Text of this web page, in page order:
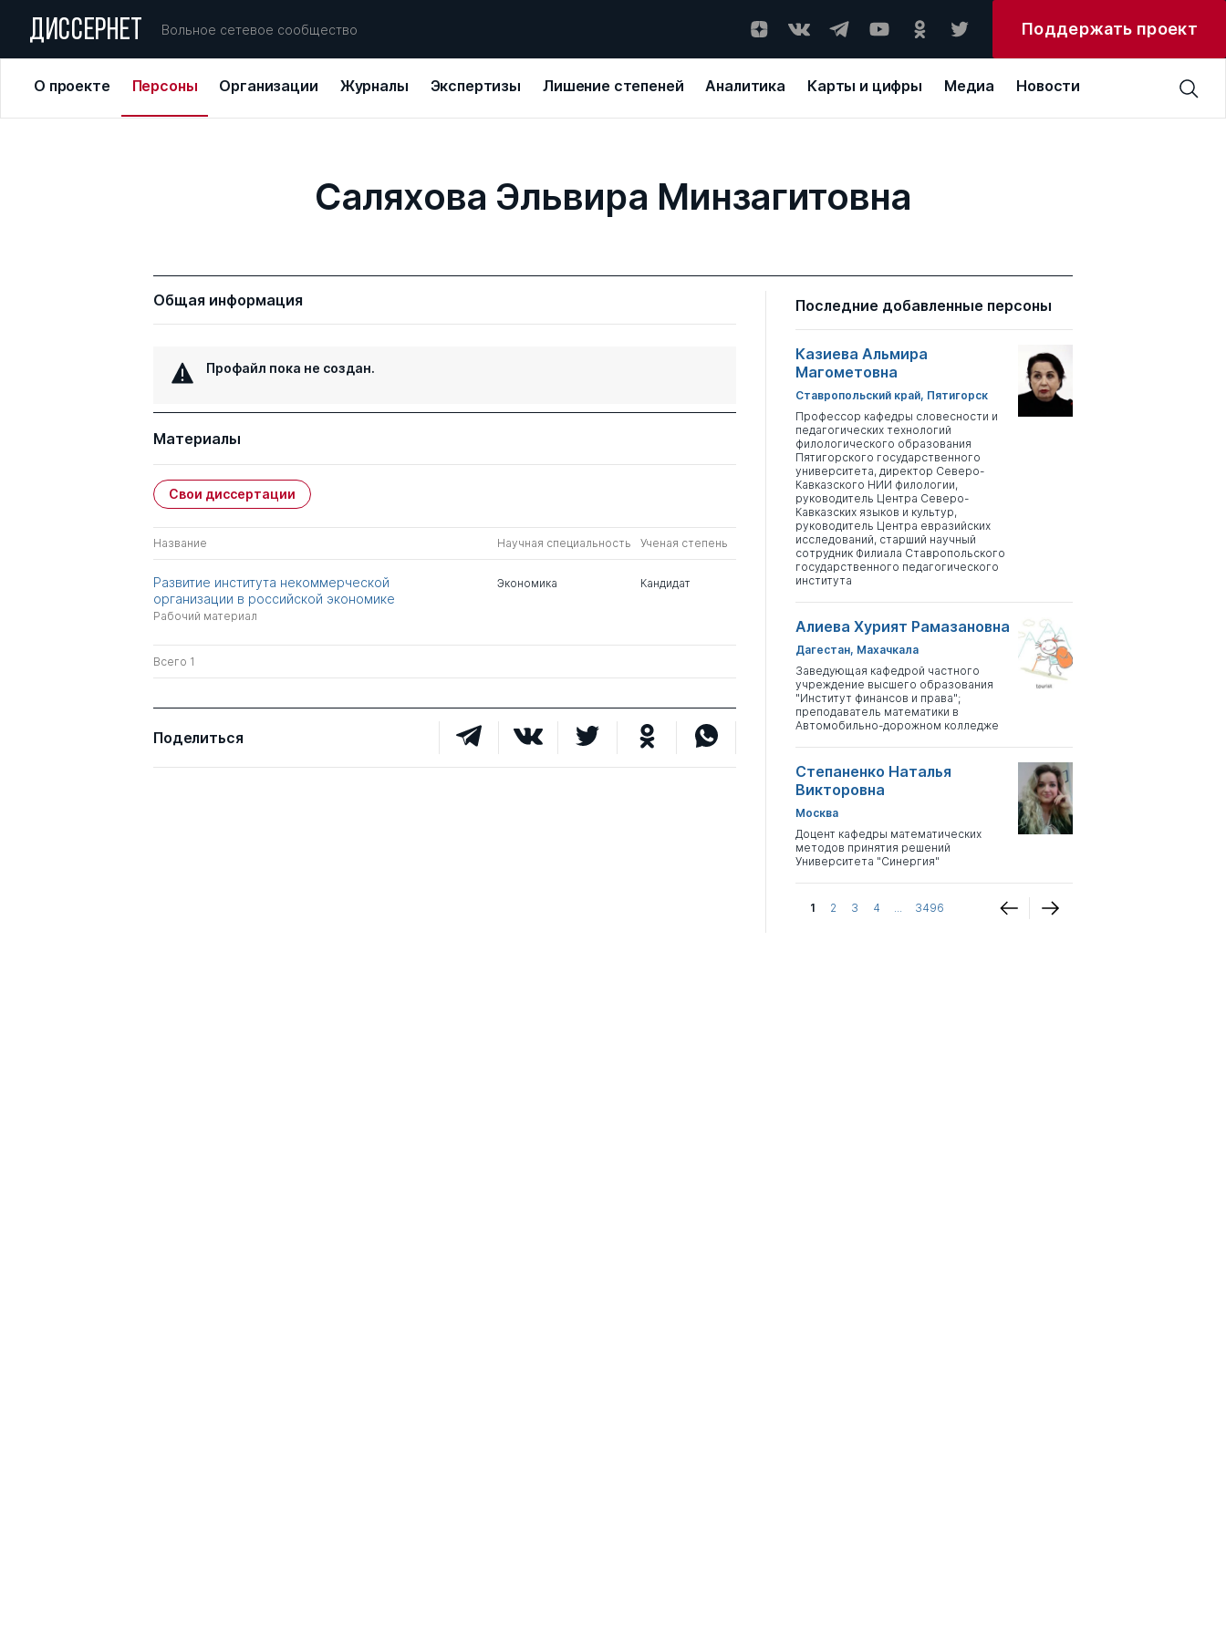
ДИССЕРНЕТ Вольное сетевое сообщество Поддержать проект
О проекте Персоны Организации Журналы Экспертизы Лишение степеней Аналитика Карты и цифры Медиа Новости
Саляхова Эльвира Минзагитовна
Общая информация
Профайл пока не создан.
Материалы
Свои диссертации
Название Научная специальность Ученая степень
Развитие института некоммерческой
организации в российской экономике
Рабочий материал
Экономика Кандидат
Всего 1
Поделиться
Последние добавленные персоны
Казиева Альмира
Магометовна
Ставропольский край, Пятигорск
Профессор кафедры словесности и
педагогических технологий
филологического образования
Пятигорского государственного
университета, директор Северо-
Кавказского НИИ филологии,
руководитель Центра Северо-
Кавказских языков и культур,
руководитель Центра евразийских
исследований, старший научный
сотрудник Филиала Ставропольского
государственного педагогического
института
Алиева Хурият Рамазановна
Дагестан, Махачкала
Заведующая кафедрой частного
учреждение высшего образования
"Институт финансов и права";
преподаватель математики в
Автомобильно-дорожном колледже
Степаненко Наталья
Викторовна
Москва
Доцент кафедры математических
методов принятия решений
Университета "Синергия"
1 2 3 4 ... 3496